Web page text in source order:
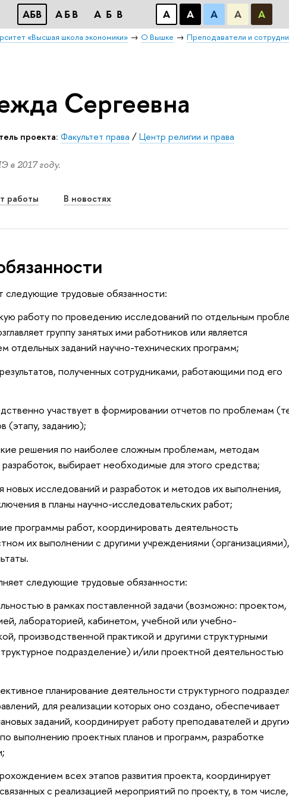
АБB АБB АБB А А А А А
«Высшая школа экономики» О Вышке Преподаватели и
Сергеевна
проекта: Факультет права /Центр религии и права
2017 году.
работы В новостях
следующие трудовые обязанности:
работу по проведению исследований по отдельным
группу занятых ими работников или является
отдельных заданий научно-технических программ;
полученных сотрудниками, работающими под его
участвует в формировании отчетов по проблемам
(этапу, заданию);
решения по наиболее сложным проблемам, методам
выбирает необходимые для этого средства;
новых исследований и разработок и методов их выполнения,
в планы научно-исследовательских работ;
программы работ, координировать деятельность
их выполнении с другими учреждениями (организациями),
следующие трудовые обязанности:
в рамках поставленной задачи (возможно: проектом,
лабораторией, кабинетом, учебной или учебно-
производственной практикой и другими структурными
подразделение) и/или проектной деятельностью
планирование деятельности структурного
для реализации которых оно создано, обеспечивает
заданий, координирует работу преподавателей и
выполнению проектных планов и программ, разработке
всех этапов развития проекта, координирует
с реализацией мероприятий по проекту, в том числе,